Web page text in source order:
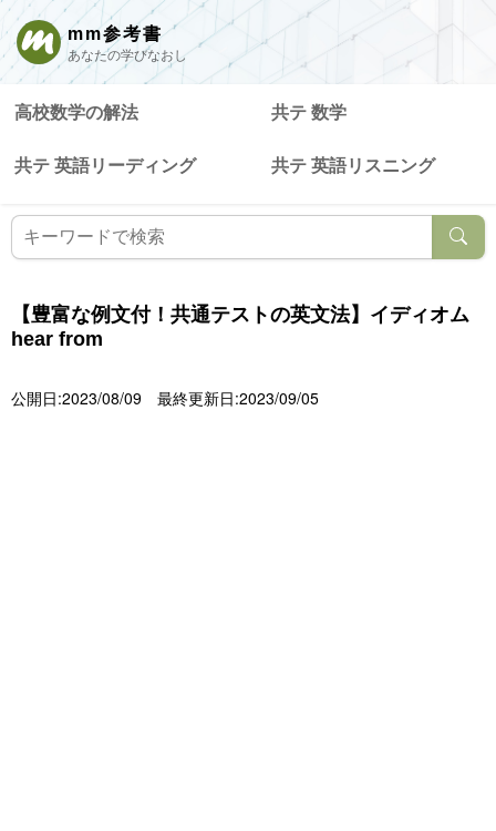
mm参考書
あなたの学びなおし
高校数学の解法 共テ 数学
共テ 英語リーディング 共テ 英語リスニング
【豊富な例文付！共通テストの英文法】イディオム
hear from
公開日:2023/08/09 最終更新日:2023/09/05